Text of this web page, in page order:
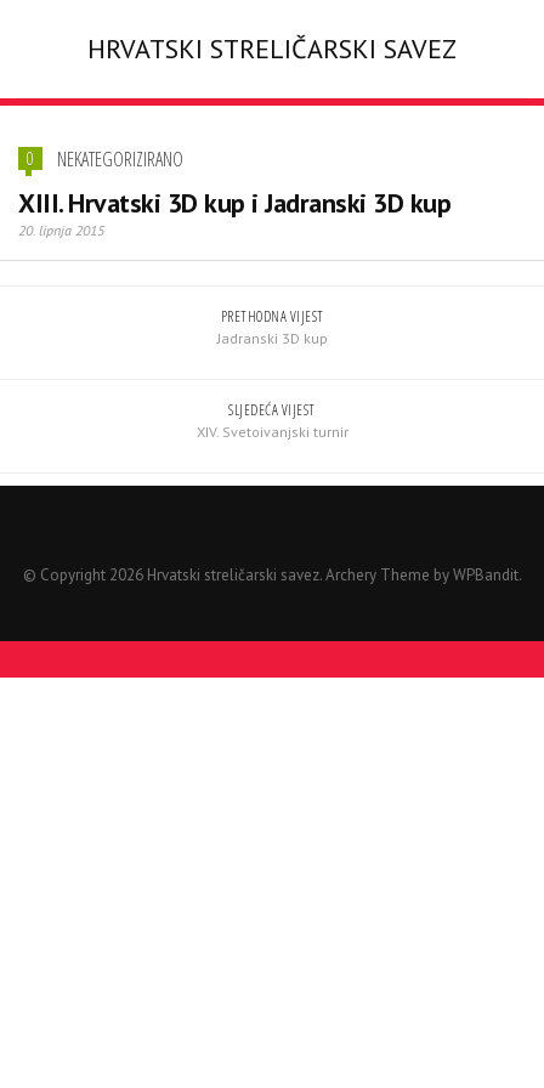
HRVATSKI STRELIČARSKI SAVEZ
0 NEKATEGORIZIRANO
XIII. Hrvatski 3D kup i Jadranski 3D kup
20. lipnja 2015
PRETHODNA VIJEST
Jadranski 3D kup
SLJEDEĆA VIJEST
XIV. Svetoivanjski turnir
© Copyright 2026 Hrvatski streličarski savez.Archery Theme byWPBandit.